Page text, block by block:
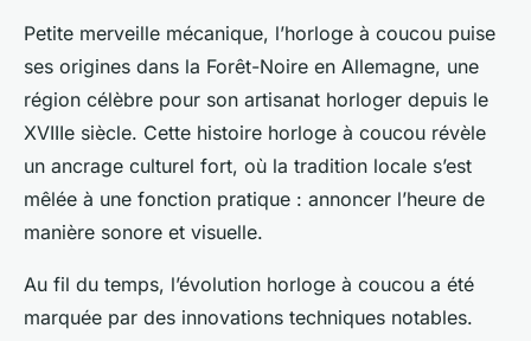
Petite merveille mécanique, l’horloge à coucou puise
ses origines dans la Forêt-Noire en Allemagne, une
région célèbre pour son artisanat horloger depuis le
XVIIIe siècle. Cette histoire horloge à coucou révèle
un ancrage culturel fort, où la tradition locale s’est
mêlée à une fonction pratique : annoncer l’heure de
manière sonore et visuelle.
Au fil du temps, l’évolution horloge à coucou a été
marquée par des innovations techniques notables.